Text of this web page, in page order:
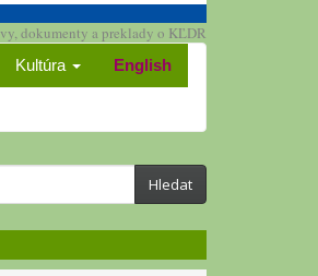
dokumenty a preklady o KĽDR
Kultúra English
Hledat